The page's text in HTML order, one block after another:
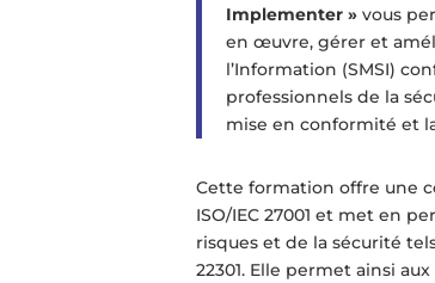
Implementer » vous
en œuvre, gérer et
l’Information (SMSI)
professionnels de la
mise en conformité et
Cette formation offre une
ISO/IEC 27001 et met en
risques et de la sécurité tels
22301. Elle permet ainsi